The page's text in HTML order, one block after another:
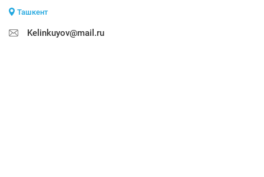
Ташкент
Kelinkuyov@mail.ru